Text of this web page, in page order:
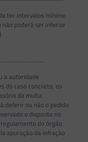
ter intervalos mínimo
poderá ser inferior
a autoridade
do caso concreto, os
da multa
deferir ou não o pedido
o disposto no
do órgão
apuração da infração